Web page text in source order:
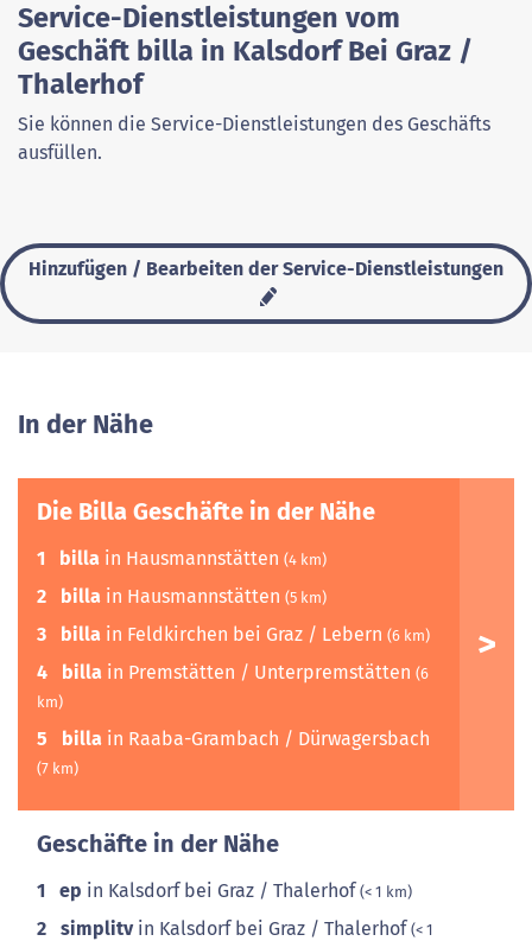
Service-Dienstleistungen vom
Geschäft billa in Kalsdorf Bei Graz /
Thalerhof
Sie können die Service-Dienstleistungen des Geschäfts
ausfüllen.
Hinzufügen / Bearbeiten der Service-Dienstleistungen
In der Nähe
Die Billa Geschäfte in der Nähe
1 billa in Hausmannstätten (4 km)
2 billa in Hausmannstätten (5 km)
3 billa in Feldkirchen bei Graz / Lebern (6 km)
4 billa in Premstätten / Unterpremstätten (6
km)
5 billa in Raaba-Grambach / Dürwagersbach
(7 km)
Geschäfte in der Nähe
1 ep in Kalsdorf bei Graz / Thalerhof(< 1 km)
2 simplitvin Kalsdorf bei Graz / Thalerhof(< 1